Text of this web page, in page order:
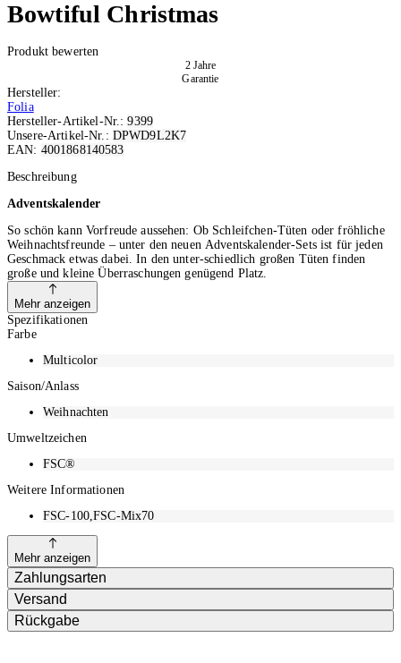
Bowtiful Christmas
Produkt bewerten
2 Jahre
Garantie
Hersteller:
Folia
Hersteller-Artikel-Nr.:9399
Unsere-Artikel-Nr.: DPWD9L2K7
EAN: 4001868140583
Beschreibung
Adventskalender
So schön kann Vorfreude aussehen: Ob Schleifchen-Tüten oder fröhliche
Weihnachtsfreunde – unter den neuen Adventskalender-Sets ist für jeden
Geschmack etwas dabei. In den unter-schiedlich großen Tüten finden
große und kleine Überraschungen genügend Platz.
Mehr anzeigen
Spezifikationen
Farbe
Multicolor
Saison/Anlass
Weihnachten
Umweltzeichen
FSC®
Weitere Informationen
FSC-100,FSC-Mix70
Mehr anzeigen
Zahlungsarten
Versand
Rückgabe